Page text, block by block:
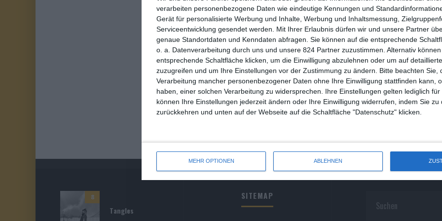
verarbeiten personenbezogene Daten wie eindeutige Kennungen und
Gerät für personalisierte Werbung und Inhalte, Werbung und Inhaltsmessung,
Serviceentwicklung gesendet werden.
Mit Ihrer Erlaubnis dürfen wir und unsere Partner
genaue Standortdaten und Kenndaten abfragen. Sie können auf die entsprechende
o. a. Datenverarbeitung durch uns und unsere 824 Partner zuzustimmen. Alternativ
entsprechende Schaltfläche klicken, um die Einwilligung abzulehnen oder um auf
zuzugreifen und um Ihre Einstellungen vor der Zustimmung zu ändern.
Bitte beachten Sie,
Verarbeitung mancher personenbezogener Daten ohne Ihre Einwilligung stattfinden kann,
haben, einer solchen Verarbeitung zu widersprechen. Ihre Einstellungen gelten lediglich
können Ihre Einstellungen jederzeit ändern oder Ihre Einwilligung widerrufen, indem Sie zu
zurückkehren und unten auf der Webseite auf die Schaltfläche "Datenschutz" klicken.
MEHR OPTIONEN ABLEHNEN
8
Tangles
SITEMAP